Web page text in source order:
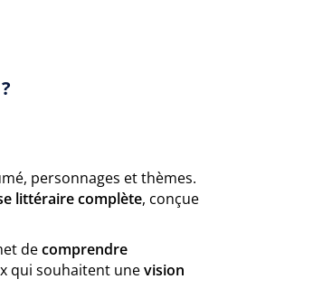
personnages et thèmes.
littéraire complète, conçue
decomprendre
qui souhaitent unevision